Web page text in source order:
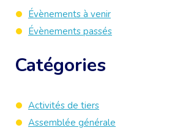
Évènements à venir
Évènements passés
Catégories
Activités de tiers
Assemblée générale